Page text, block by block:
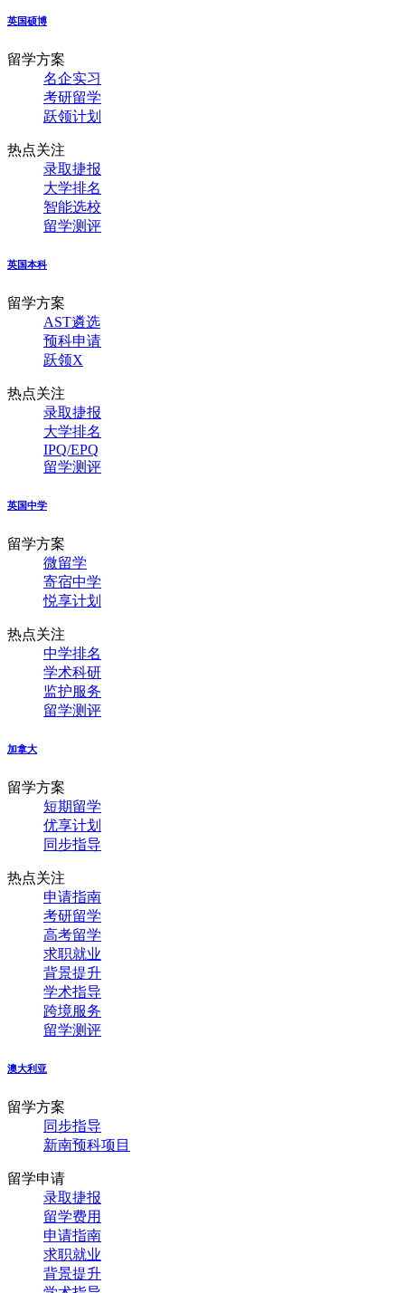
英国硕博
留学方案
名企实习
考研留学
跃领计划
热点关注
录取捷报
大学排名
智能选校
留学测评
英国本科
留学方案
AST遴选
预科申请
跃领X
热点关注
录取捷报
大学排名
IPQ/EPQ
留学测评
英国中学
留学方案
微留学
寄宿中学
悦享计划
热点关注
中学排名
学术科研
监护服务
留学测评
加拿大
留学方案
短期留学
优享计划
同步指导
热点关注
申请指南
考研留学
高考留学
求职就业
背景提升
学术指导
跨境服务
留学测评
澳大利亚
留学方案
同步指导
新南预科项目
留学申请
录取捷报
留学费用
申请指南
求职就业
背景提升